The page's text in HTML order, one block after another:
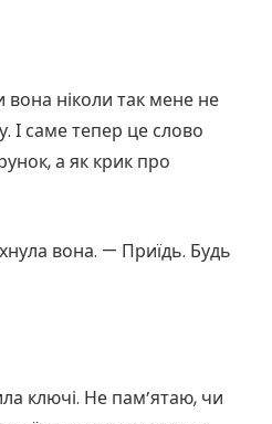
ніколи так мене не
І саме тепер це слово
а як крик про
вона. — Приїдь. Будь
ключі. Не пам’ятаю, чи